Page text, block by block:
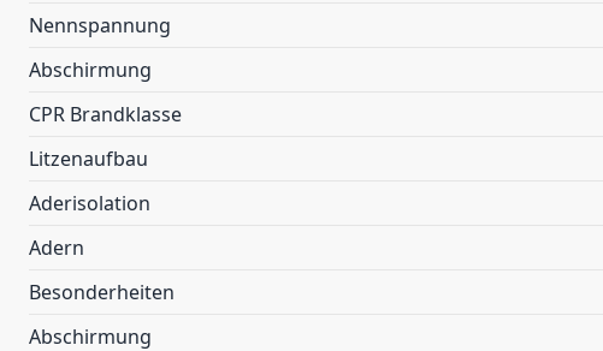
Nennspannung
Abschirmung
CPR Brandklasse
Litzenaufbau
Aderisolation
Adern
Besonderheiten
Abschirmung